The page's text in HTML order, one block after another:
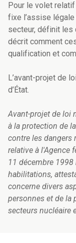
Pour le volet
fixe l’assise
secteur, définit les
décrit comment
qualification et
L’avant-projet de
d’État.
Avant-projet de loi
à la protection de
contre les dangers
relative à l'Agence
11 décembre
habilitations,
concerne divers
personnes et de la
secteurs nucléaire